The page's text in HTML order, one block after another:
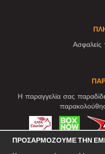
Η παραγγελία σας
ΠΡΟΣΑΡΜΌΖΟΥΜΕ ΤΗΝ